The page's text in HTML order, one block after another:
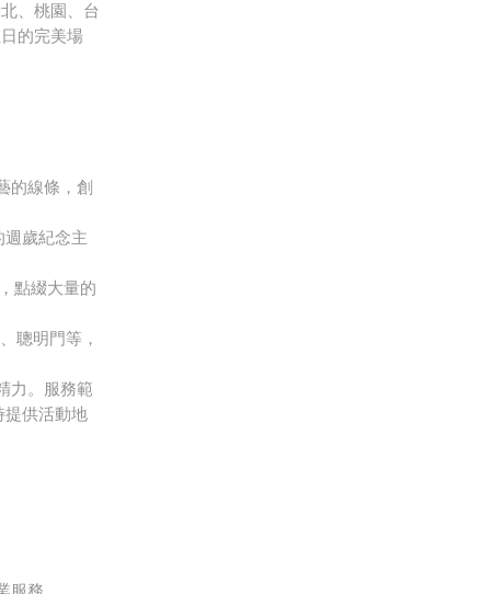
、桃園、台
的完美場
的線條，創
週歲紀念主
點綴大量的
聰明門等，
力。服務範
提供活動地